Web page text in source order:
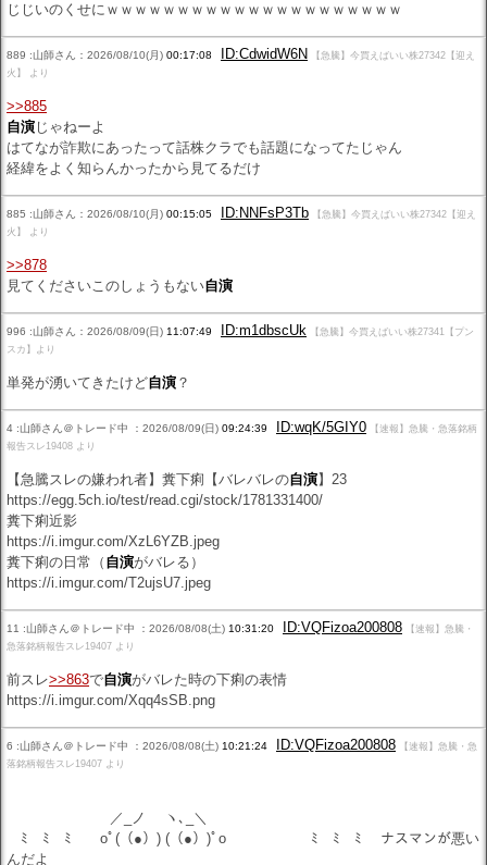
じじいのくせにｗｗｗｗｗｗｗｗｗｗｗｗｗｗｗｗｗｗｗｗｗ
889 :山師さん：2026/08/10(月) 00:17:08 ID:CdwidW6N
【急騰】今買えばいい株27342【迎え
火】 より
>>885
自演 じゃねーよ
はてなが詐欺にあったって話株クラでも話題になってたじゃん
経緯をよく知らんかったから見てるだけ
885 :山師さん：2026/08/10(月) 00:15:05 ID:NNFsP3Tb
【急騰】今買えばいい株27342【迎え
火】 より
>>878
見てくださいこのしょうもない自演
996 :山師さん：2026/08/09(日) 11:07:49 ID:m1dbscUk
【急騰】今買えばいい株27341【プン
スカ】より
単発が湧いてきたけど自演 ？
4 :山師さん＠トレード中 ：2026/08/09(日) 09:24:39 ID:wqK/5GIY0
【速報】急騰・急落銘柄
報告スレ19408 より
【急騰スレの嫌われ者】糞下痢【バレバレの自演】23
https://egg.5ch.io/test/read.cgi/stock/1781331400/
糞下痢近影
https://i.imgur.com/XzL6YZB.jpeg
糞下痢の日常（ 自演がバレる）
https://i.imgur.com/T2ujsU7.jpeg
11 :山師さん＠トレード中 ：2026/08/08(土) 10:31:20 ID:VQFizoa200808
【速報】急騰・
急落銘柄報告スレ19407 より
前スレ>>863で自演がバレた時の下痢の表情
https://i.imgur.com/Xqq4sSB.png
6 :山師さん＠トレード中 ：2026/08/08(土) 10:21:24 ID:VQFizoa200808
【速報】急騰・急
落銘柄報告スレ19407 より
／_ノ ヽ､_＼
ﾐ ﾐ ﾐ oﾟ(（●）) (（●）)ﾟo ﾐ ﾐ ﾐ ナスマンが悪い
んだよ